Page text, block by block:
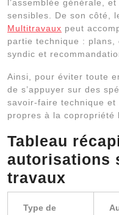
l’assemblée générale,
sensibles. De son côté,
Multitravaux peut
partie technique : plans,
syndic et
Ainsi, pour éviter toute
de s’appuyer sur des
savoir-faire technique et
propres à la copropriété
Tableau
autorisations
travaux
Type de